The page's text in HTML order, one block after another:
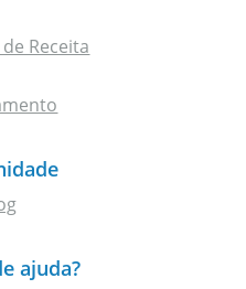
Receita
ajuda?